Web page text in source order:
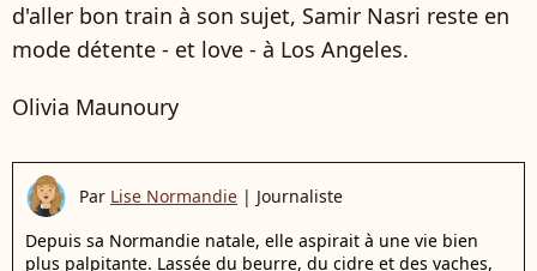
d'aller bon train à son sujet, Samir Nasri reste en
mode détente - et love - à Los Angeles.
Olivia Maunoury
Par Lise Normandie | Journaliste
Depuis sa Normandie natale, elle aspirait à une vie bien
plus palpitante. Lassée du beurre, du cidre et des vaches,